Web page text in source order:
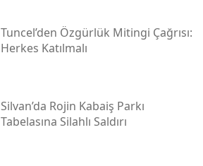
Tuncel’den Özgürlük Mitingi Çağrısı:
Herkes Katılmalı
Silvan’da Rojin Kabaiş Parkı
Tabelasına Silahlı Saldırı